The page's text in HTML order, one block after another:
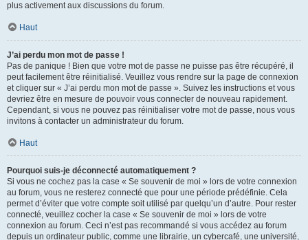
plus activement aux discussions du forum.
Haut
J’ai perdu mon mot de passe !
Pas de panique ! Bien que votre mot de passe ne puisse pas être récupéré, il
peut facilement être réinitialisé. Veuillez vous rendre sur la page de connexion
et cliquer sur « J’ai perdu mon mot de passe ». Suivez les instructions et vous
devriez être en mesure de pouvoir vous connecter de nouveau rapidement.
Cependant, si vous ne pouvez pas réinitialiser votre mot de passe, nous vous
invitons à contacter un administrateur du forum.
Haut
Pourquoi suis-je déconnecté automatiquement ?
Si vous ne cochez pas la case « Se souvenir de moi » lors de votre connexion
au forum, vous ne resterez connecté que pour une période prédéfinie. Cela
permet d’éviter que votre compte soit utilisé par quelqu’un d’autre. Pour rester
connecté, veuillez cocher la case « Se souvenir de moi » lors de votre
connexion au forum. Ceci n’est pas recommandé si vous accédez au forum
depuis un ordinateur public, comme une librairie, un cybercafé, une université,